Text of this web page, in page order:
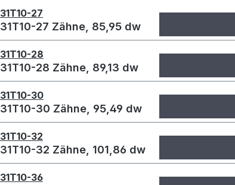
31T10-27
31T10-27 Zähne, 85,95 dw
31T10-28
31T10-28 Zähne, 89,13 dw
31T10-30
31T10-30 Zähne, 95,49 dw
31T10-32
31T10-32 Zähne, 101,86 dw
31T10-36